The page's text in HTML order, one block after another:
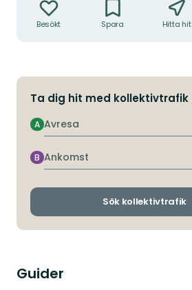
Besökt Spara Hitta hit
Ta dig hit med kollektivtrafik
Avresa
A
Ankomst
B
Sök kollektivtrafik
Guider